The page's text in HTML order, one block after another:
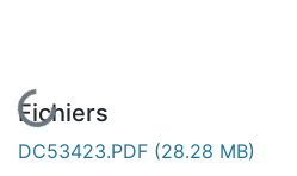
En cours de chargement...
Fichiers
DC53423.PDF (28.28 MB)